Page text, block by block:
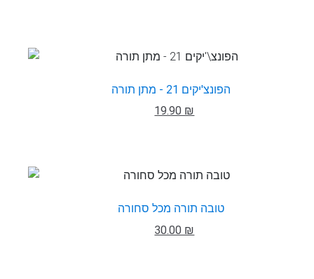
הפונצ'יקים 21 - מתן תורה
19.90 ₪
טובה תורה מכל סחורה
30.00 ₪